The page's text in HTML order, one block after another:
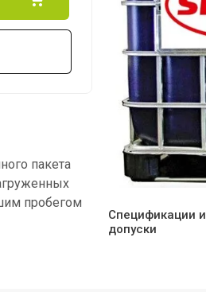
пакета
пробегом
Спецификации и
допуски